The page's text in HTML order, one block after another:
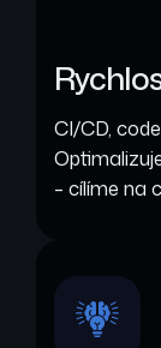
CI/CD,
– cílíme na